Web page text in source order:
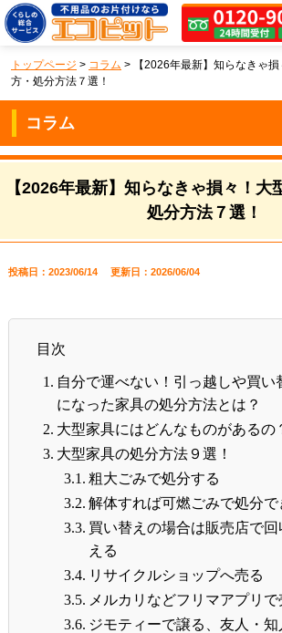
トップページ > コラム >
【2026年最新】知らなきゃ
方・処分方法７選！
コラム
【2026年最新】知らなきゃ損々！大
処分方法７選！
投稿日：2023/06/14 更新日：2026/06/04
目次
自分で運べない！引っ越しや買い
になった家具の処分方法とは？
大型家具にはどんなものがあるの
大型家具の処分方法９選！
粗大ごみで処分する
解体すれば可燃ごみで処分で
買い替えの場合は販売店で回
える
リサイクルショップへ売る
メルカリなどフリマアプリで
ジモティーで譲る、友人・知